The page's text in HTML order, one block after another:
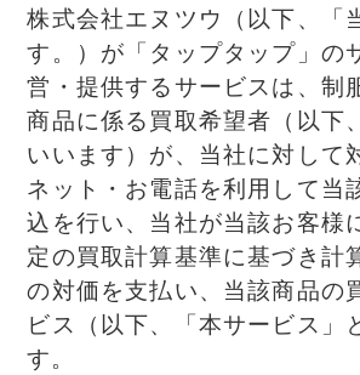
株式会社エヌツウ（以下、「
す。）が「タップタップ」の
営・提供するサービスは、制
商品に係る買取希望者（以下
いいます）が、当社に対して
ネット・お電話を利用して当
込を行い、当社が当該お客様
定の買取計算基準に基づき計
の対価を支払い、当該商品の
ビス（以下、「本サービス」
す。